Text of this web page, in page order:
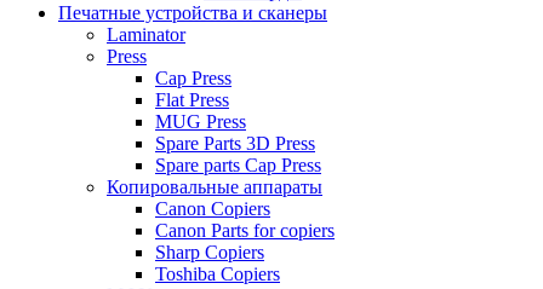
Печатные устройства и сканеры
Laminator
Press
Cap Press
Flat Press
MUG Press
Spare Parts 3D Press
Spare parts Cap Press
Копировальные аппараты
Canon Copiers
Canon Parts for copiers
Sharp Copiers
Toshiba Copiers